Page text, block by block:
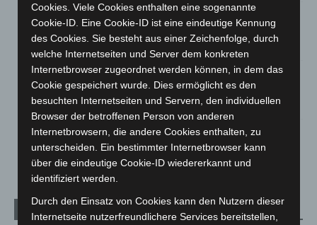
Region Hannover: 21 neue Notfallsanitäter starten beim
Roten Kreuz
Mann läuft mit Hockeyschläger über A7 – Polizei sucht
Zeugen
5. August 2026
Celle: Mensch stirbt bei Bagger-Unfall auf Baustelle
5. August 2026
Cookies. Viele Cookies enthalten eine sogenannte
Cookie-ID. Eine Cookie-ID ist eine eindeutige Kennung
des Cookies. Sie besteht aus einer Zeichenfolge, durch
welche Internetseiten und Server dem konkreten
Internetbrowser zugeordnet werden können, in dem das
Cookie gespeichert wurde. Dies ermöglicht es den
besuchten Internetseiten und Servern, den individuellen
Browser der betroffenen Person von anderen
Internetbrowsern, die andere Cookies enthalten, zu
unterscheiden. Ein bestimmter Internetbrowser kann
über die eindeutige Cookie-ID wiedererkannt und
identifiziert werden.
Durch den Einsatz von Cookies kann den Nutzern dieser
Internetseite nutzerfreundlichere Services bereitstellen,